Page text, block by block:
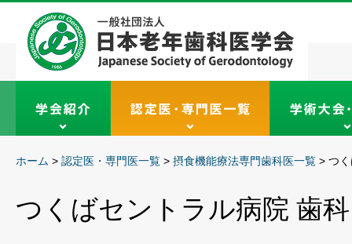
ホーム > 認定医・専門医一覧 > 摂食機能療法専門歯科医一覧 > つ
つくばセントラル病院 歯